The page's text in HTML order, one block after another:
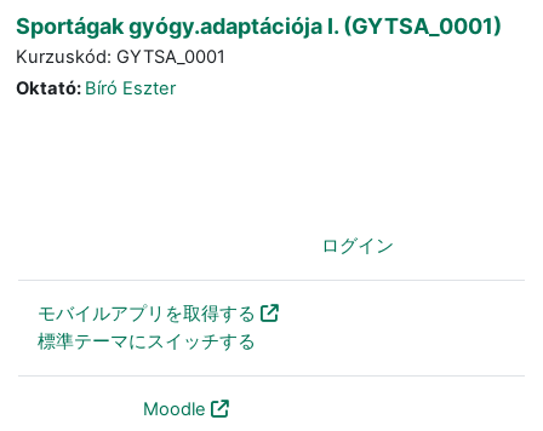
Sportágak gyógy.adaptációja I. (GYTSA_0001)
Kurzuskód: GYTSA_0001
Oktató: Bíró Eszter
ログイン
モバイルアプリを取得する
標準テーマにスイッチする
Moodle